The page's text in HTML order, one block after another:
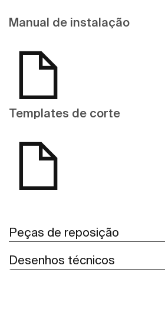
Manual de instalação
Templates de corte
Peças de reposição
Desenhos técnicos